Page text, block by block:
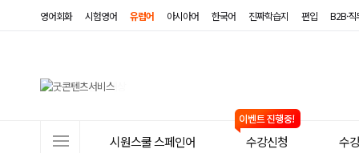
영어회화 시험영어 유럽어 아시아어 한국어 진짜학습지 편입 B2B·
시원스쿨 스페인어 수강신청 수